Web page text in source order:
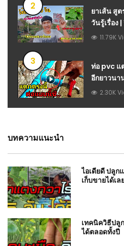
2
ยาเส้น สูต
วันรู้เรื่อง
11.79K
3
ท่อ pvc แ
อีกยาวนา
2.30K
บทความแนะนำ
ไอเดียดี ปลูก
เก็บขายได้เล
เทคนิควิธีปลู
ได้ตลอดทั้งปี